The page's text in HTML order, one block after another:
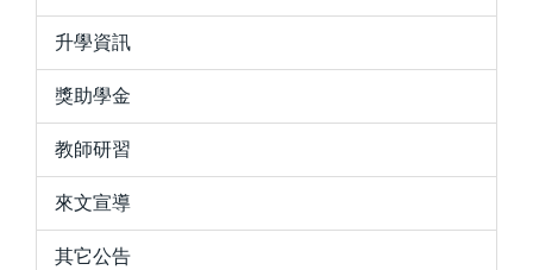
升學資訊
獎助學金
教師研習
來文宣導
其它公告